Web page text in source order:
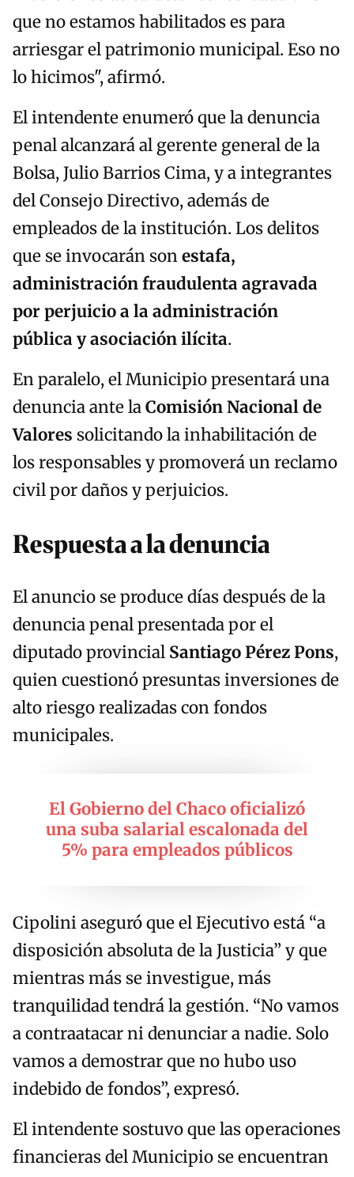
que no estamos habilitados es para
arriesgar el patrimonio municipal. Eso no
lo hicimos", afirmó.
El intendente enumeró que la denuncia
penal alcanzará al gerente general de la
Bolsa, Julio Barrios Cima, y a integrantes
del Consejo Directivo, además de
empleados de la institución. Los delitos
que se invocarán sonestafa,
administración fraudulenta agravada
por perjuicio a la administración
pública y asociación ilícita.
En paralelo, el Municipio presentará una
denuncia ante laComisión Nacional de
Valores solicitando la inhabilitación de
los responsables y promoverá un reclamo
civil por daños y perjuicios.
Respuesta a la denuncia
El anuncio se produce días después de la
denuncia penal presentada por el
diputado provincial Santiago Pérez Pons,
quien cuestionó presuntas inversiones de
alto riesgo realizadas con fondos
municipales.
El Gobierno del Chaco oficializó
una suba salarial escalonada del
5% para empleados públicos
Cipolini aseguró que el Ejecutivo está “a
disposición absoluta de la Justicia” y que
mientras más se investigue, más
tranquilidad tendrá la gestión. “No vamos
a contraatacar ni denunciar a nadie. Solo
vamos a demostrar que no hubo uso
indebido de fondos”, expresó.
El intendente sostuvo que las operaciones
financieras del Municipio se encuentran